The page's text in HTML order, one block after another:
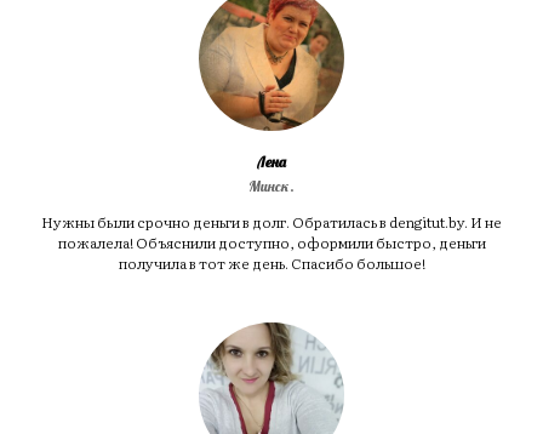
Лена
Минск.
Нужны были срочно деньги в долг. Обратилась в dengitut.by. И не
пожалела! Объяснили доступно, оформили быстро, деньги
получила в тот же день. Спасибо большое!